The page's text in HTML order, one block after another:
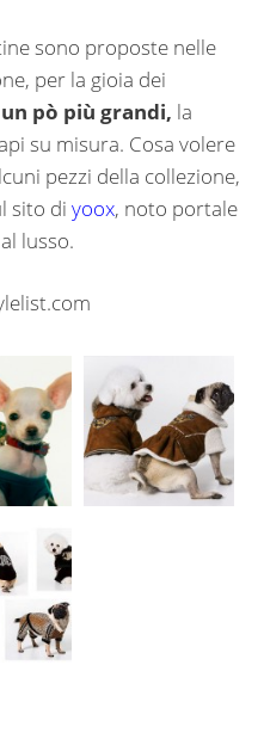
sono proposte nelle
per la gioia dei
pò più grandi, la
su misura. Cosa volere
pezzi della collezione,
sito di yoox, noto portale
lusso.